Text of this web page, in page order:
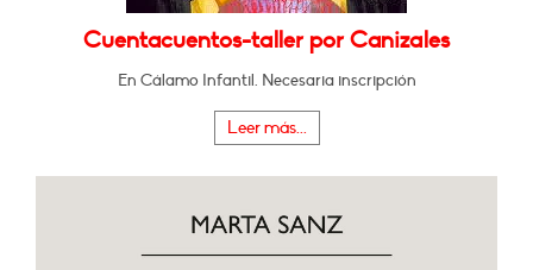
Cuentacuentos-taller por Canizales
En Cálamo Infantil. Necesaria inscripción
Leer más...